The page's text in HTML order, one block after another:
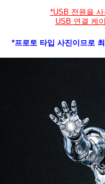
*USB 전원을
USB 연결 케
*프로토 타입 사진이므로